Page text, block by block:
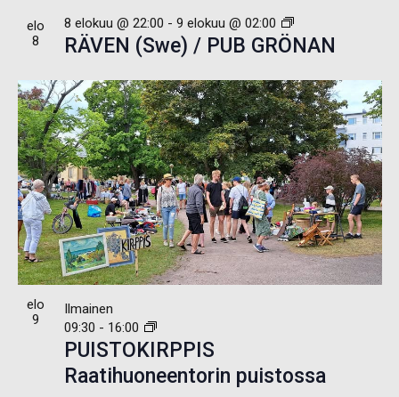
elo
8
RÄVEN (Swe) / PUB GRÖNAN
8 elokuu @ 22:00 - 9 elokuu @ 02:00
elo
9
PUISTOKIRPPIS
Raatihuoneentorin puistossa
09:30 - 16:00
Ilmainen